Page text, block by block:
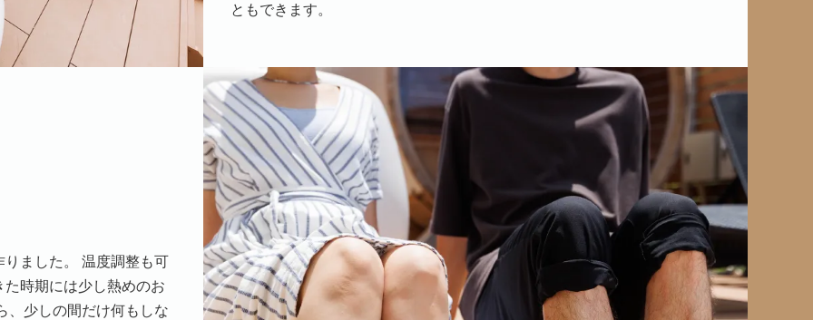
ともできます。
ました。 温度調整も可
時期には少し熱めのお
、少しの間だけ何もしな